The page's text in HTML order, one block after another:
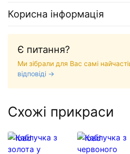
Корисна інформація
Є питання?
Ми зібрали для Вас самі
відповіді →
Схожі прикраси